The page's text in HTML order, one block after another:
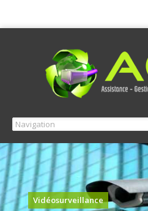
Vidéosurveillance